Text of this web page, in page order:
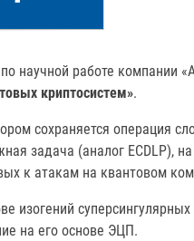
научной работе компании
криптосистем».
сохраняется операция
задача (аналог ECDLP),
к атакам на квантовом
изогений суперсингулярных
на его основе ЭЦП.